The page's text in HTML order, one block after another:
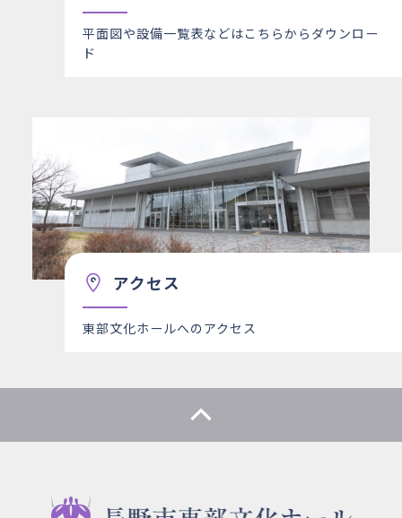
平面図や設備一覧表などはこちらからダウンロー
ド
アクセス
東部文化ホールへのアクセス